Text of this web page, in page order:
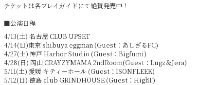
チケットは各プレイガイドにて絶賛発売中！
■公演日程
4/13(土) 名古屋 CLUB UPSET
4/14(日)東京 shibuya eggman (Guest：あしざるFC)
4/27(土) 神戸 Harbor Studio (Guest：Bigfumi)
4/28(日) 岡山 CRAYZYMAMA 2ndRoom(Guest：Lugz＆Jera)
5/11(土) 愛媛 キティーホール (Guest：ISONFLEEK)
5/12(日) 徳島 club GRINDHOUSE (Guest：HighT)